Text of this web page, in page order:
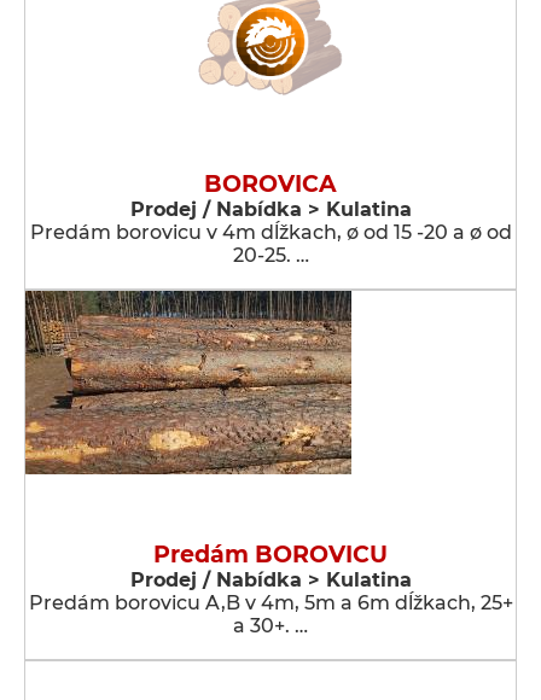
BOROVICA
Prodej / Nabídka > Kulatina
Predám borovicu v 4m dĺžkach, ø od 15 -20 a ø od
20-25. …
Predám BOROVICU
Prodej / Nabídka > Kulatina
Predám borovicu A,B v 4m, 5m a 6m dĺžkach, 25+
a 30+. …